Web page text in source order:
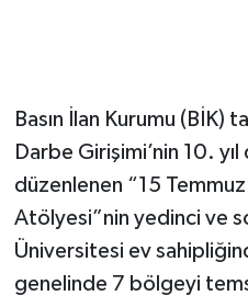
Basın İlan Kurumu (BİK)
Darbe Girişimi’nin 10. yıl
düzenlenen “15
Atölyesi”nin yedinci ve
Üniversitesi ev
genelinde 7 bölgeyi